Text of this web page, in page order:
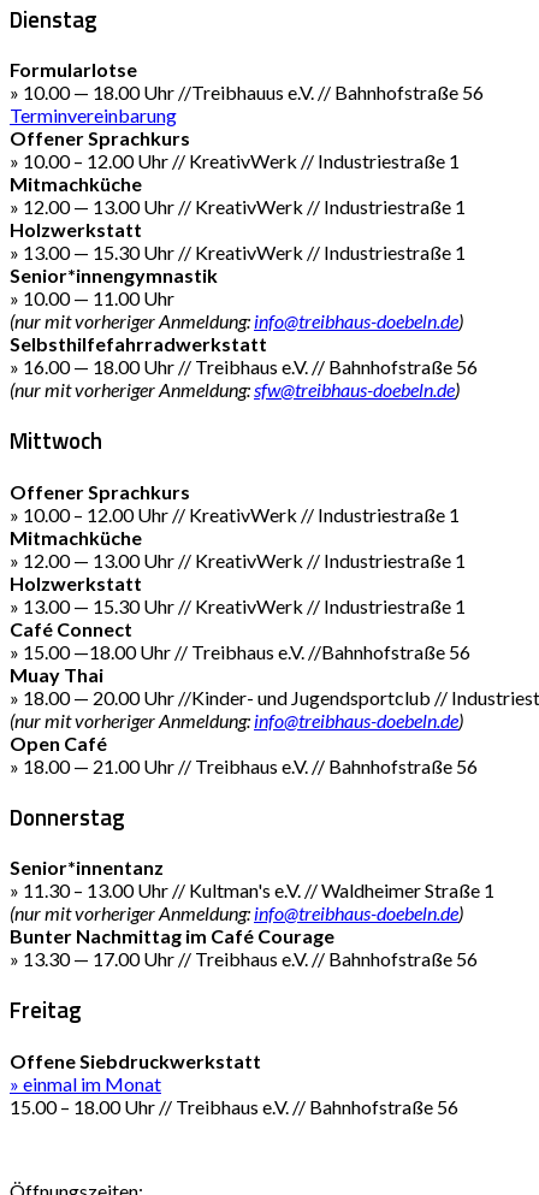
Dienstag
Formularlotse
» 10.00 — 18.00 Uhr //Treibhauus e.V. // Bahnhofstraße 56
Terminvereinbarung
Offener Sprachkurs
» 10.00 – 12.00 Uhr // KreativWerk // Industriestraße 1
Mitmachküche
» 12.00 — 13.00 Uhr // KreativWerk // Industriestraße 1
Holzwerkstatt
» 13.00 — 15.30 Uhr // KreativWerk // Industriestraße 1
Senior*innengymnastik
» 10.00 — 11.00 Uhr
(nur mit vorheriger Anmeldung: info@treibhaus-doebeln.de)
Selbsthilfefahrradwerkstatt
» 16.00 — 18.00 Uhr // Treibhaus e.V. // Bahnhofstraße 56
(nur mit vorheriger Anmeldung:sfw@treibhaus-doebeln.de)
Mittwoch
Offener Sprachkurs
» 10.00 – 12.00 Uhr // KreativWerk // Industriestraße 1
Mitmachküche
» 12.00 — 13.00 Uhr // KreativWerk // Industriestraße 1
Holzwerkstatt
» 13.00 — 15.30 Uhr // KreativWerk // Industriestraße 1
Café Connect
» 15.00 —18.00 Uhr // Treibhaus e.V. //Bahnhofstraße 56
Muay Thai
» 18.00 — 20.00 Uhr //Kinder- und Jugendsportclub //
(nur mit vorheriger Anmeldung: info@treibhaus-doebeln.de)
Open Café
» 18.00 — 21.00 Uhr // Treibhaus e.V. // Bahnhofstraße 56
Donnerstag
Senior*innentanz
» 11.30 – 13.00 Uhr // Kultman's e.V. // Waldheimer Straße 1
(nur mit vorheriger Anmeldung: info@treibhaus-doebeln.de)
Bunter Nachmittag im Café Courage
» 13.30 — 17.00 Uhr // Treibhaus e.V. // Bahnhofstraße 56
Freitag
Offene Siebdruckwerkstatt
» einmal im Monat
15.00 – 18.00 Uhr // Treibhaus e.V. // Bahnhofstraße 56